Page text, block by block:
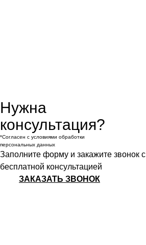
Нужна
консультация?
*Согласен с условиями обработки
персональных данных
Заполните форму и закажите звонок с
бесплатной консультацией
ЗАКАЗАТЬ ЗВОНОК